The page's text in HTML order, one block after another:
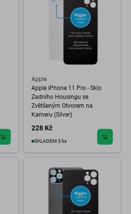
Apple
Apple iPhone 11 Pro - Sklo
Zadního Housingu se
Zvětšeným Otvorem na
Kameru (Silver)
228 Kč
SKLADEM 3 ks